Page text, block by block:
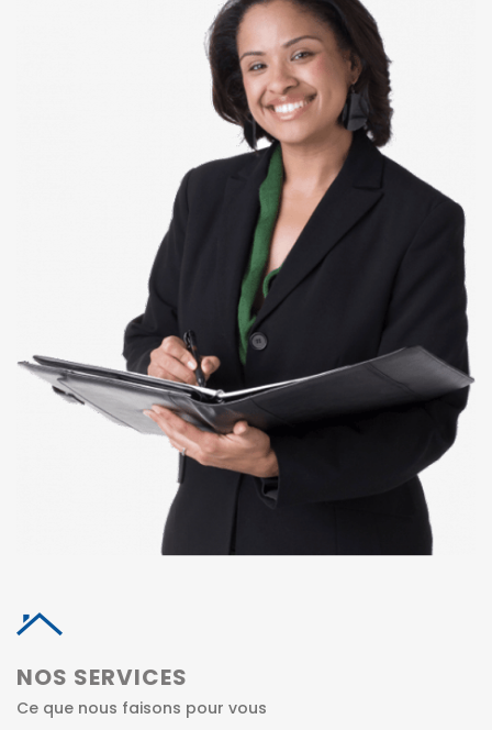
NOS SERVICES
Ce que nous faisons pour vous